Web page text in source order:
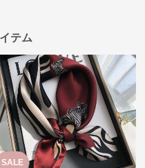
テム
SALE